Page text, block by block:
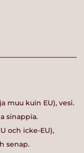
muu kuin EU), vesi.
sinappia.
och icke-EU),
senap.